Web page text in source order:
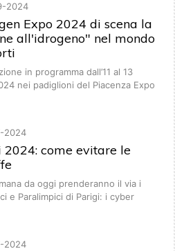
2024
Expo 2024 di scena la
all'idrogeno" nel mondo
in programma dall’11 al 13
nei padiglioni del Piacenza Expo
2024
come evitare le
da oggi prenderanno il via i
e Paralimpici di Parigi: i cyber
2024